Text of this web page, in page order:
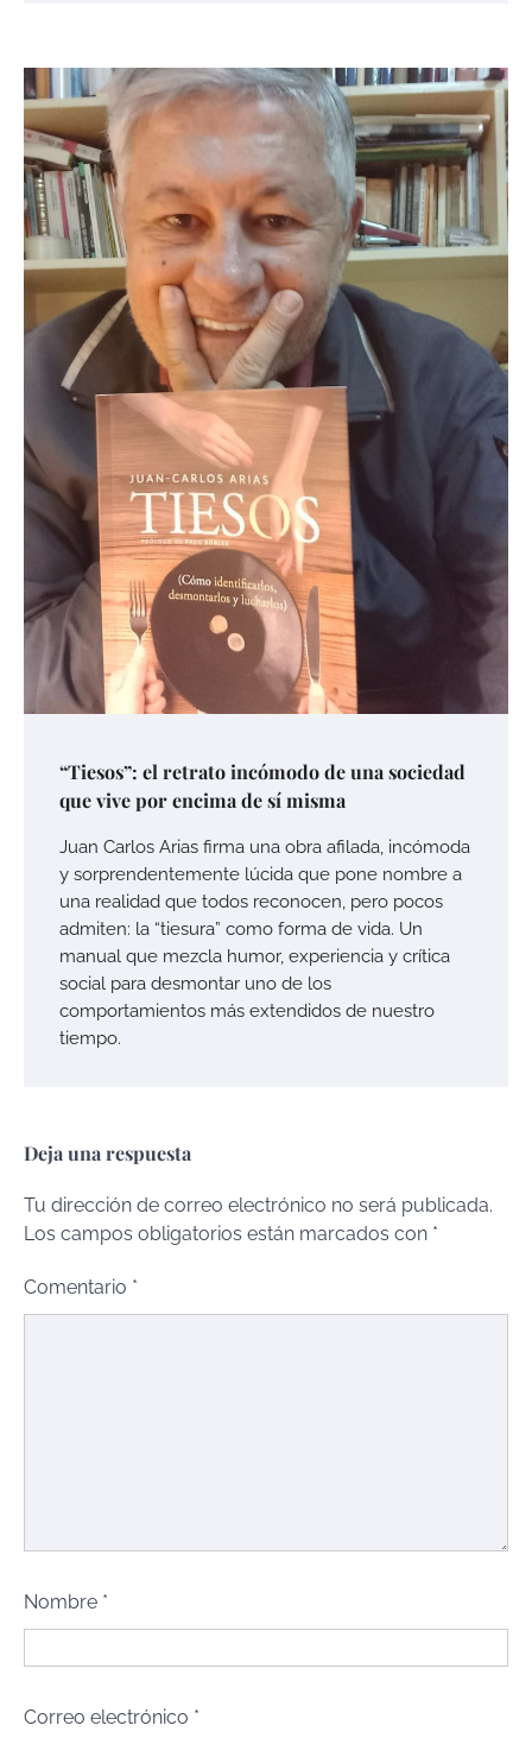
“Tiesos”: el retrato incómodo de una sociedad
que vive por encima de sí misma
Juan Carlos Arias firma una obra afilada, incómoda
y sorprendentemente lúcida que pone nombre a
una realidad que todos reconocen, pero pocos
admiten: la “tiesura” como forma de vida. Un
manual que mezcla humor, experiencia y crítica
social para desmontar uno de los
comportamientos más extendidos de nuestro
tiempo.
Deja una respuesta
Tu dirección de correo electrónico no será publicada.
Los campos obligatorios están marcados con *
Comentario *
Nombre *
Correo electrónico *